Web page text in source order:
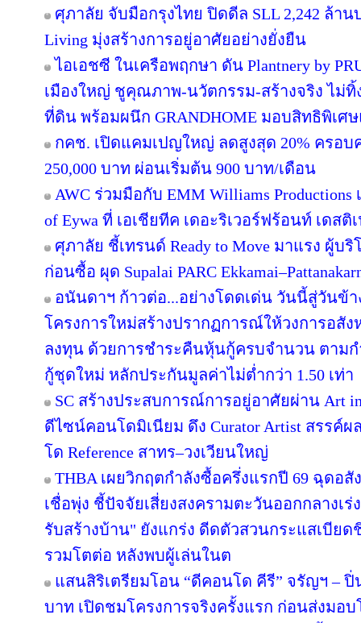
ศุภาลัย จับมือกรุงไทย ปิดดีล SLL 2,242 ล้าน
Living มุ่งสร้างการอยู่อาศัยอย่างยั่งยืน
ไอเอชซี ในเครือพฤกษา ดัน Plantnery by
เมืองใหญ่ ชูคุณภาพ-นวัตกรรม-สร้างจริง ไม่ทิ้
ที่ดิน พร้อมผนึก GRANDHOME มอบสิทธิพิเศ
กคช. เปิดแคมเปญใหญ่ ลดสูงสุด 20% ครอบ
250,000 บาท ผ่อนเริ่มต้น 900 บาท/เดือน
AWC ร่วมมือกับ EMM Williams Productions
of Eywa ที่ เอเชียทีค เดอะริเวอร์ฟร้อนท์ เดสติ
ศุภาลัย ชี้เทรนด์ Ready to Move มาแรง ผู้
ก่อนซื้อ ผุด Supalai PARC
อนันดาฯ ก้าวต่อ...อย่างโดดเด่น วันนี้สู่วันข้
โครงการใหม่สร้างปรากฏการณ์ให้วงการอสั
ลงทุน ด้วยการชำระคืนหุ้นกู้ครบจำนวน ตาม
กู้ชุดใหม่ หลักประกันมูลค่าไม่ต่ำกว่า 1.50 เท่า
SC สร้างประสบการณ์การอยู่อาศัยผ่าน Art
ดีไซน์คอนโดมิเนียม ดึง Curator Artist สรรค์
โด Reference สาทร–วงเวียนใหญ่
THBA เผยวิกฤตกำลังซื้อครึ่งแรกปี 69 ฉุดอ
เชื่อพุ่ง ชี้ปัจจัยเสี่ยงสงครามตะวันออกกลางเ
รับสร้างบ้าน" ยังแกร่ง ดีดตัวสวนกระแสเบีย
รวมโตต่อ หลังพบผู้เล่นในต
แสนสิริเตรียมโอน “ดีคอนโด คีรี” จรัญฯ – ปิ่
บาท เปิดชมโครงการจริงครั้งแรก ก่อนส่งม